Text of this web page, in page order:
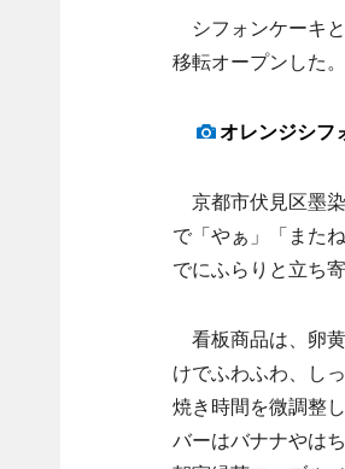
シフォンケーキ
移転オープンした。
オレンジシフ
京都市伏見区墨
で「やぁ」「また
でにふらりと立ち
看板商品は、卵
けでふわふわ、し
焼き時間を微調整
バーはバナナやは